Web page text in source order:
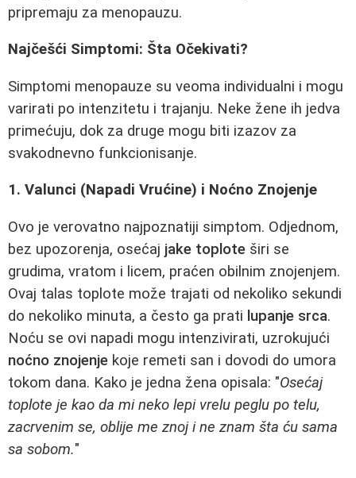
pripremaju za menopauzu.
Najčešći Simptomi: Šta Očekivati?
Simptomi menopauze su veoma individualni i mogu
varirati po intenzitetu i trajanju. Neke žene ih jedva
primećuju, dok za druge mogu biti izazov za
svakodnevno funkcionisanje.
1. Valunci (Napadi Vrućine) i Noćno Znojenje
Ovo je verovatno najpoznatiji simptom. Odjednom,
bez upozorenja, osećaj jake toplote širi se
grudima, vratom i licem, praćen obilnim znojenjem.
Ovaj talas toplote može trajati od nekoliko sekundi
do nekoliko minuta, a često ga prati lupanje srca.
Noću se ovi napadi mogu intenzivirati, uzrokujući
noćno znojenje koje remeti san i dovodi do umora
tokom dana. Kako je jedna žena opisala: "Osećaj
toplote je kao da mi neko lepi vrelu peglu po telu,
zacrvenim se, oblije me znoj i ne znam šta ću sama
sa sobom."